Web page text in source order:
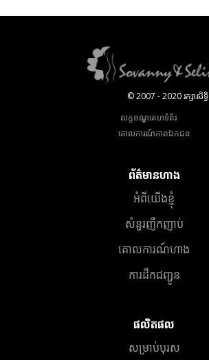
© 2007 - 2020 រក្សាសិទ្ធិ
លក្ខខណ្ឌគេហទំព័រ
គោលការណ៍​ភាព​ឯកជន
ព័ត៌មានហាង
អំពីយើងខ្ញុំ
សំនួរញឹកញាប់
គោលការណ៍ហាង
ការដឹកជញ្ជូន
ផលិតផល
សម្រាប់បុរស